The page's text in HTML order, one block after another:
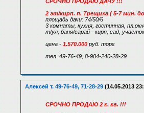
2 эт/кирп. п. Трещиха ( 5-7 мин.
площадь дачи: 74/50/6
3 комнаты, кухня, гостинная,
т/ул, баня/сарай - кирп, сад,
цена - 1.570.000 руб. торг
тел. 49-76-49, 8-904-240-28-29
Алексей т. 49-76-49, 71-28-29 (14.05.2013
СРОЧНО ПРОДАЮ 2 к. кв. !!!